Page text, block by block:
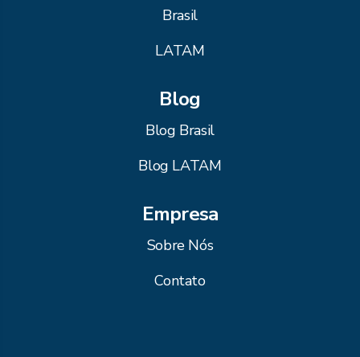
Brasil
LATAM
Blog
Blog Brasil
Blog LATAM
Empresa
Sobre Nós
Contato